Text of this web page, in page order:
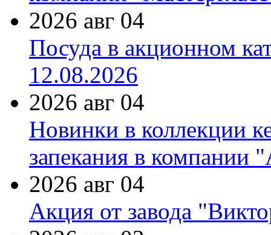
2026 авг 04
Посуда в акционном
12.08.2026
2026 авг 04
Новинки в коллекции
запекания в компании
2026 авг 04
Акция от завода